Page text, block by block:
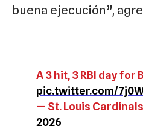
buena ejecución”,
A 3 hit, 3 RBI day for
pic.twitter.com/
— St. Louis
2026